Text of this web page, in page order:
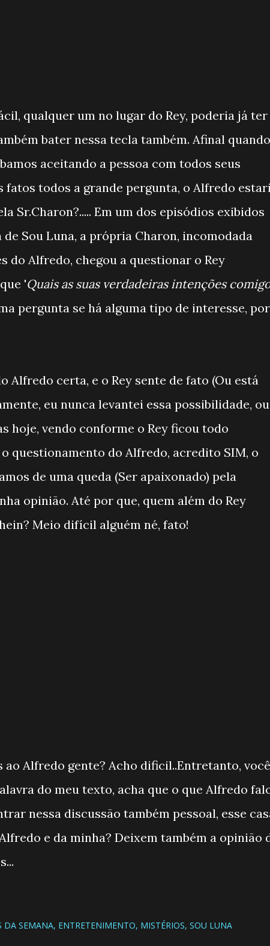
qualquer um no lugar do Rey, poderia já ter
bater nessa tecla também. Afinal quando
aceitando a pessoa com todos seus
fatos todos a grande pergunta, o Alfredo
Sr.Charon?..... Em um dos episódios exibidos
de Sou Luna, a própria Charon, incomodada
do Alfredo, chegou a questionar o Rey
'Quais as suas verdadeiras intenções
pergunta se há alguma tipo de interesse, por
Alfredo certa, e o Rey sente de fato (Ou está
eu nunca levantei essa possibilidade, ou
hoje, vendo conforme o Rey ficou todo
questionamento do Alfredo, acredito SIM, o
de uma queda (Ser apaixonado) pela
opinião. Até por que, quem além do Rey
Meio difícil alguém né, fato!
Alfredo gente? Acho dificil..Entretanto, você
do meu texto, acha que o que Alfredo
nessa discussão também pessoal, esse
e da minha? Deixem também a opinião
DA SEMANA ENTRETENIMENTO MISTÉRIOS SOU LUNA